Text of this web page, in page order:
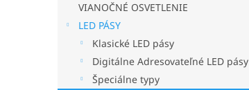
VIANOČNÉ OSVETLENIE
LED PÁSY
Klasické LED pásy
Digitálne Adresovateľné LED pásy
Špeciálne typy